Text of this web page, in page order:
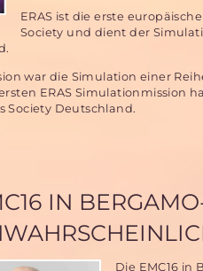
ERAS ist die erste
Society und dient der
war die Simulation einer
ERAS Simulationmission
Society Deutschland.
IN
Die EMC16 in